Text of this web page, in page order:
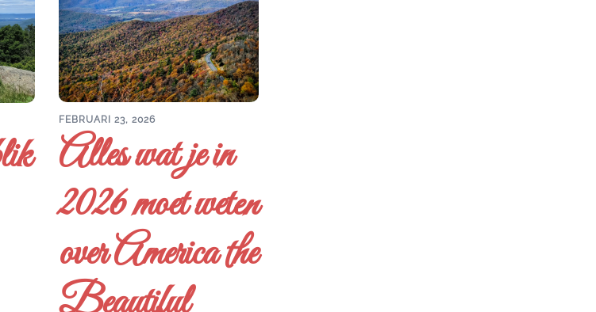
FEBRUARI 23, 2026
Alles wat je in
2026 moet weten
over America the